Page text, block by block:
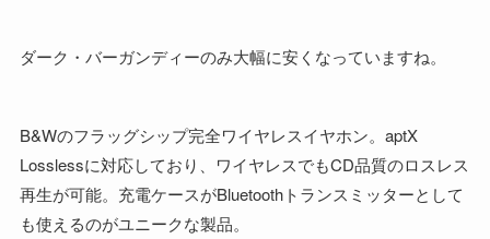
ダーク・バーガンディーのみ大幅に安くなっていますね。
B&Wのフラッグシップ完全ワイヤレスイヤホン。aptX
Losslessに対応しており、ワイヤレスでもCD品質のロスレス
再生が可能。充電ケースがBluetoothトランスミッターとして
も使えるのがユニークな製品。